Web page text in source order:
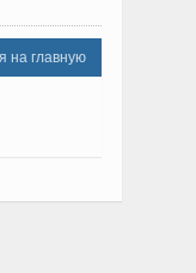
на главную